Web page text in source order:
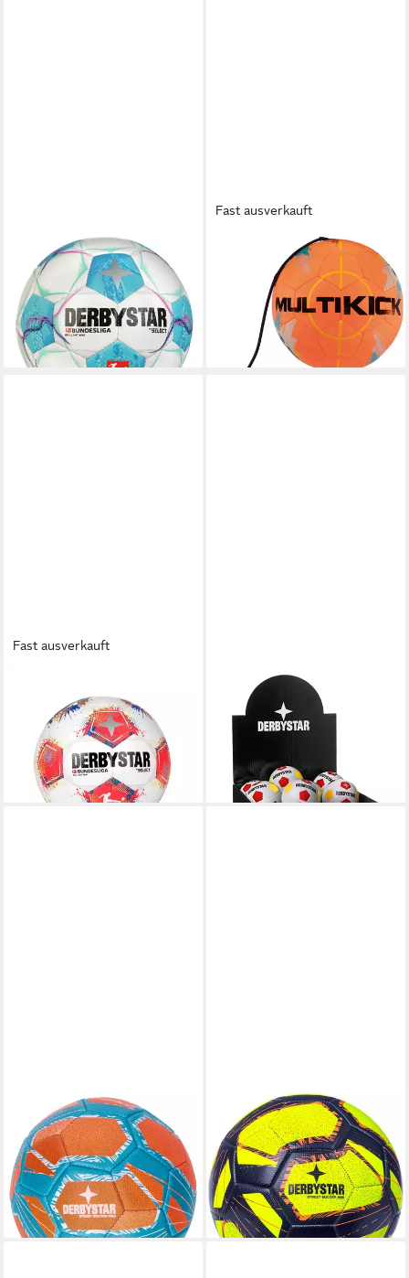
DERBYSTAR
Fußball Derbystar Mini-
Fussball Bundesliga Brillant
Mini v24 24/25
18,14 €
lieferbar - in 2-3 Werktagen bei dir
Fast ausverkauft
Fußball Derbystar Fussball
Multikick Pro Mini
lieferbar - in 2-3 Werktagen bei dir
Fast ausverkauft
Fußball Derbystar Mini-
Fussball Bundesliga Brillant
Mini v25 25/26
18,82 €
lieferbar - in 2-3 Werktagen bei dir
DERBYSTAR
Fußball Derbystar Soft v24
Miniball, stabil
5,99 €
lieferbar - in 4-5 Werktagen bei dir
DERBYSTAR
Fußball Derbystar Miniball
Street Soccer v24
ab 9,95 €
lieferbar - in 2-3 Werktagen bei dir
DERBYSTAR
Fußball Derbystar Fussball
Miniball
ab 7,90 € UVP12,99 €
-39%
lieferbar - in 3-4 Werktagen bei dir